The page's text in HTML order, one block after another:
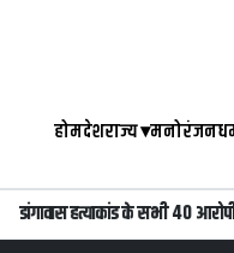
होमदेशराज्य▾मनोरंजन
डांगावास हत्याकांड के सभी 40